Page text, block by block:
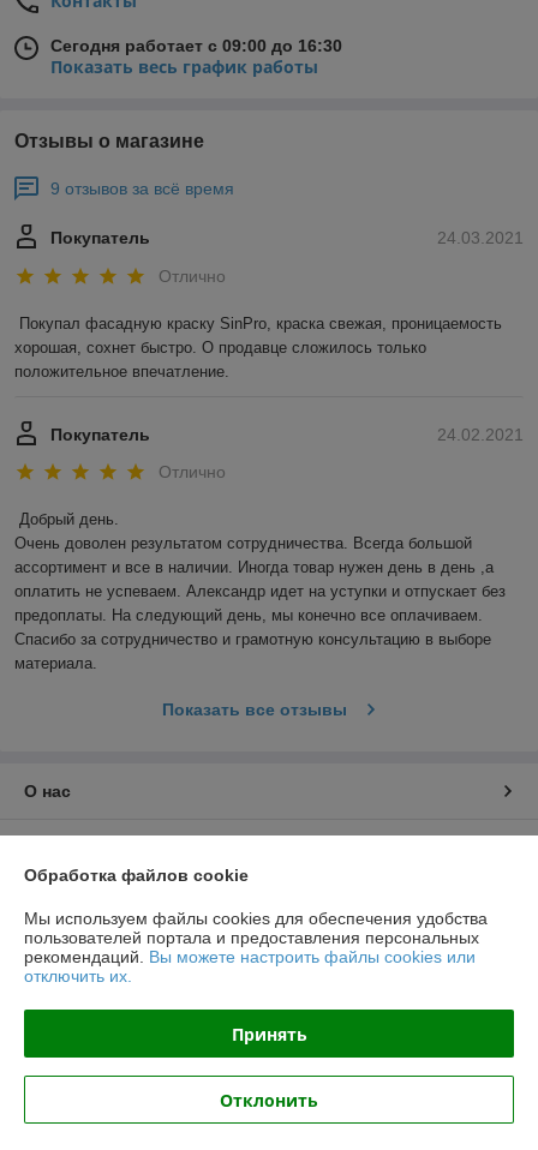
Сегодня работает с 09:00 до 16:30
Показать весь график работы
Отзывы о магазине
9 отзывов за всё время
24.03.2021
Покупатель
Отлично
Покупал фасадную краску SinPro, краска свежая, проницаемость
хорошая, сохнет быстро. О продавце сложилось только
положительное впечатление.
24.02.2021
Покупатель
Отлично
Добрый день.
Очень доволен результатом сотрудничества. Всегда большой
ассортимент и все в наличии. Иногда товар нужен день в день ,а
оплатить не успеваем. Александр идет на уступки и отпускает без
предоплаты. На следующий день, мы конечно все оплачиваем.
Спасибо за сотрудничество и грамотную консультацию в выборе
материала.
Показать все отзывы
О нас
График работы
Полная версия сайта
Политика обработки cookies
Сайт создан на платформе Deal.by
Обработка файлов cookie
Мы используем файлы cookies для обеспечения удобства
пользователей портала и предоставления персональных
рекомендаций. Вы можете настроить файлы cookies или
отключить их.
Принять
Отклонить